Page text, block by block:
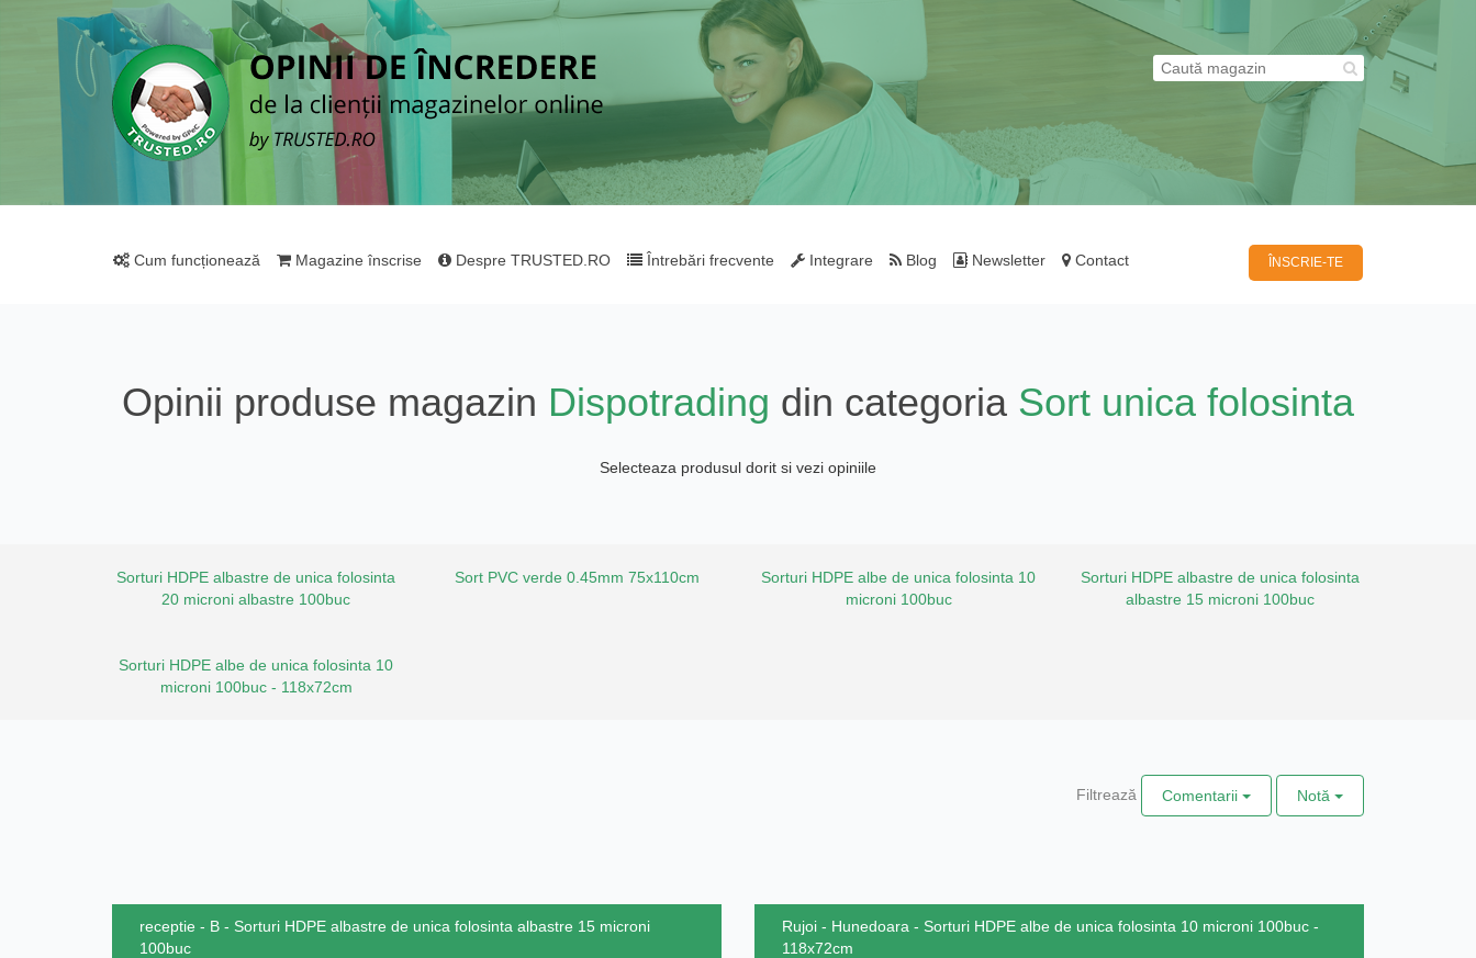
Cum funcționează Magazine înscrise Despre TRUSTED.RO Întrebări frecvente Integrare Blog Newsletter Contact ÎNSCRIE-TE
Opinii produse magazin Dispotrading din categoria Sort unica folosinta
Selecteaza produsul dorit si vezi opiniile
Sorturi HDPE albastre de unica folosinta
20 microni albastre 100buc
Sort PVC verde 0.45mm 75x110cm
Sorturi HDPE albe de unica folosinta 10
microni 100buc
Sorturi HDPE albastre de unica folosinta
albastre 15 microni 100buc
Sorturi HDPE albe de unica folosinta 10
microni 100buc - 118x72cm
Filtrează Comentarii Notă
receptie - B - Sorturi HDPE albastre de unica folosinta albastre 15 microni
100buc
Rujoi - Hunedoara - Sorturi HDPE albe de unica folosinta 10 microni 100buc -
118x72cm